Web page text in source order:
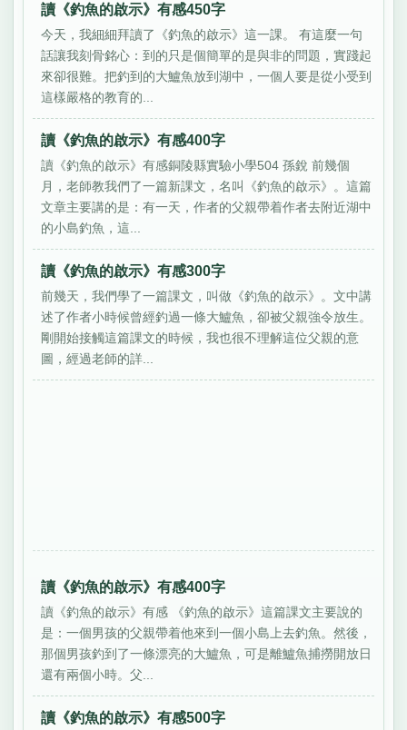
讀《釣魚的啟示》有感450字
今天，我細細拜讀了《釣魚的啟示》這一課。 有這麼一句
話讓我刻骨銘心：到的只是個簡單的是與非的問題，實踐起
來卻很難。把釣到的大鱸魚放到湖中，一個人要是從小受到
這樣嚴格的教育的...
讀《釣魚的啟示》有感400字
讀《釣魚的啟示》有感銅陵縣實驗小學504 孫銳 前幾個
月，老師教我們了一篇新課文，名叫《釣魚的啟示》。這篇
文章主要講的是：有一天，作者的父親帶着作者去附近湖中
的小島釣魚，這...
讀《釣魚的啟示》有感300字
前幾天，我們學了一篇課文，叫做《釣魚的啟示》。文中講
述了作者小時候曾經釣過一條大鱸魚，卻被父親強令放生。
剛開始接觸這篇課文的時候，我也很不理解這位父親的意
圖，經過老師的詳...
讀《釣魚的啟示》有感400字
讀《釣魚的啟示》有感 《釣魚的啟示》這篇課文主要說的
是：一個男孩的父親帶着他來到一個小島上去釣魚。然後，
那個男孩釣到了一條漂亮的大鱸魚，可是離鱸魚捕撈開放日
還有兩個小時。父...
讀《釣魚的啟示》有感500字